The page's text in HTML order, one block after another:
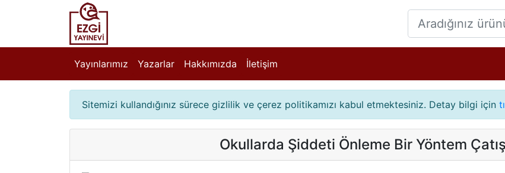
Yayınlarımız Yazarlar Hakkımızda İletişim
Sitemizi kullandığınız sürece gizlilik ve çerez politikamızı kabul etmektesiniz. Detay bilgi için
Okullarda Şiddeti Önleme Bir Yöntem